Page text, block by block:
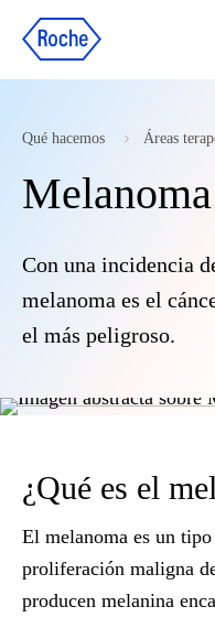
Qué hacemos Áreas
Con una incidencia
melanoma es el
el más peligroso.
¿Qué es el
El melanoma es un tipo
proliferación maligna
producen melanina